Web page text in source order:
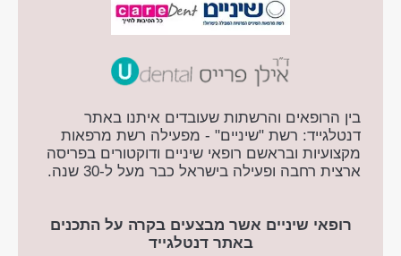
בין הרופאים והרשתות שעובדים איתנו באתר
דנטלגייד: רשת "שיניים" - מפעילה רשת מרפאות
מקצועיות ובראשם רופאי שיניים ודוקטורים בפריסה
ארצית רחבה ופעילה בישראל כבר מעל ל-30 שנה.
רופאי שיניים אשר מבצעים בקרה על התכנים
באתר דנטלגייד